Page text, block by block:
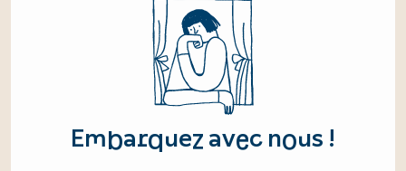
Embarquez avec nous !